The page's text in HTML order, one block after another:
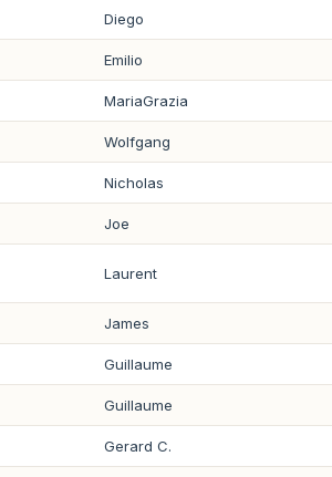
Diego
Emilio
MariaGrazia
Wolfgang
Nicholas
Joe
Laurent
James
Guillaume
Guillaume
Gerard C.